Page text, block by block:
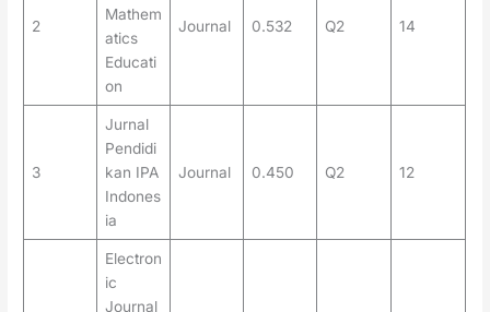
2
Mathem
atics
Educati
on
Journal 0.532 Q2 14
3
Jurnal
Pendidi
kan IPA
Indones
ia
Journal 0.450 Q2 12
Electron
ic
Journal